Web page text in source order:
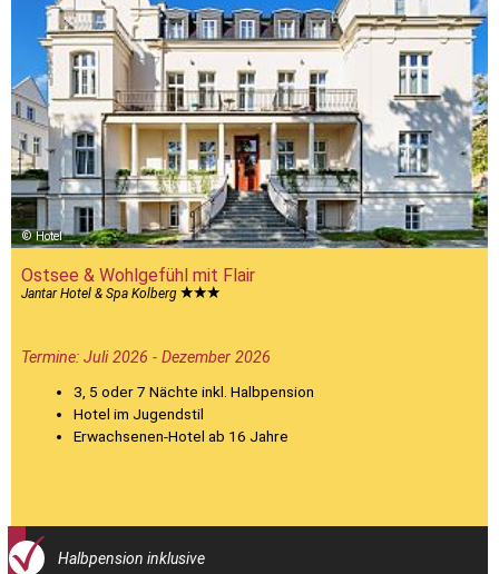
Hotel
Ostsee & Wohlgefühl mit Flair
Jantar Hotel & Spa Kolberg
Termine: Juli 2026 - Dezember 2026
3, 5 oder 7 Nächte inkl. Halbpension
Hotel im Jugendstil
Erwachsenen-Hotel ab 16 Jahre
Halbpension inklusive